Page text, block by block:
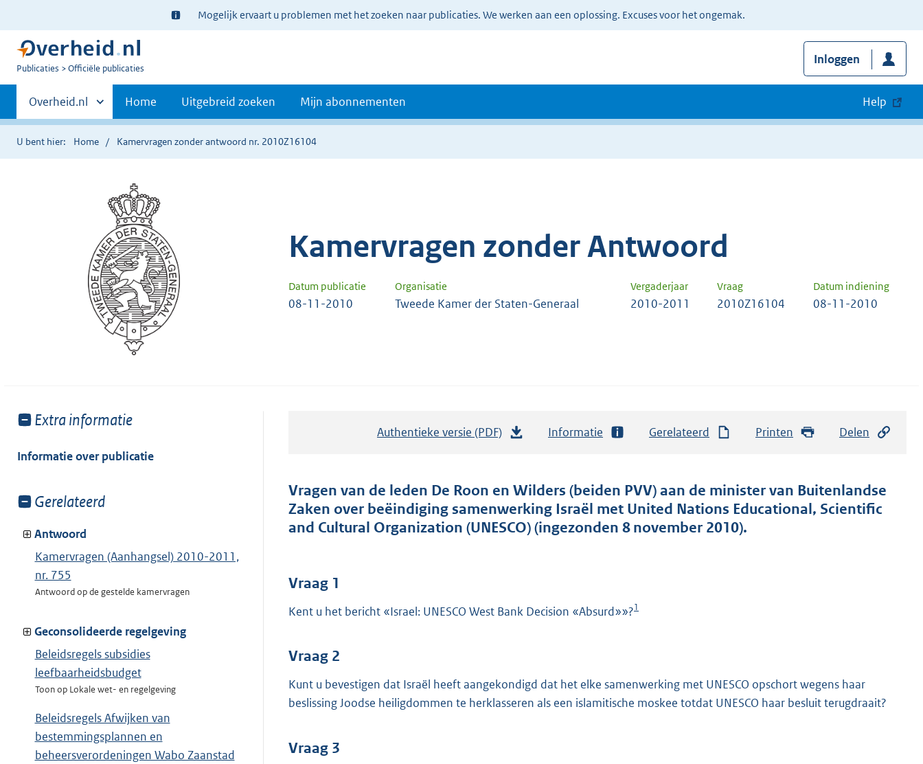
Ter
informatie:
Mogelijk ervaart u problemen met het zoeken naar publicaties. We werken aan een oplossing. Excuses voor het ongemak.
U
Publicaties Officiële publicaties
Inloggen
Primaire
navigatie
Andere
sites
binnen
Overheid.nl Home Uitgebreid zoeken Mijn abonnementen Help
U bent hier: Home Kamervragen zonder antwoord nr. 2010Z16104
Kamervragen zonder Antwoord
Datum publicatie Organisatie Vergaderjaar Vraag Datum indiening
08-11-2010 Tweede Kamer der Staten-Generaal 2010-2011 2010Z16104 08-11-2010
Toon
van:
Extra informatie
Informatie over publicatie
Toon
van:
Gerelateerd
Antwoord
Kamervragen (Aanhangsel) 2010-2011,
nr. 755
Antwoord op de gestelde kamervragen
Geconsolideerde regelgeving
Beleidsregels subsidies
leefbaarheidsbudget
Toon op Lokale wet- en regelgeving
Beleidsregels Afwijken van
bestemmingsplannen en
beheersverordeningen Wabo Zaanstad
Authentieke versie (PDF)
t
a
n
o
e
:
Informatie Gerelateerd Printen Delen
Vragen van de leden De Roon en Wilders (beiden PVV) aan de minister van Buitenlandse
Zaken over beëindiging samenwerking Israël met United Nations Educational, Scientific
and Cultural Organization (UNESCO) (ingezonden 8 november 2010).
Vraag 1
Kent u het bericht «Israel: UNESCO West Bank Decision «Absurd»»?1
Vraag 2
Kunt u bevestigen dat Israël heeft aangekondigd dat het elke samenwerking met UNESCO opschort wegens haar
beslissing Joodse heiligdommen te herklasseren als een islamitische moskee totdat UNESCO haar besluit terugdraait?
Vraag 3